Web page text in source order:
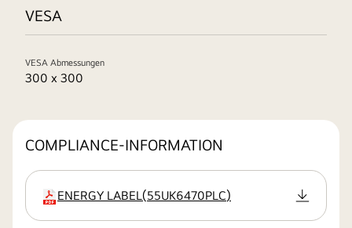
VESA
VESA Abmessungen
300 x 300
COMPLIANCE-INFORMATION
Erweiterung
ENERGY LABEL(55UK6470PLC)